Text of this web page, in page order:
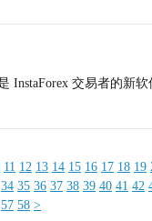
InstaForex 交易者的新
11 12 13 14 15 16 17 18 19
34 35 36 37 38 39 40 41 42
57 58 >